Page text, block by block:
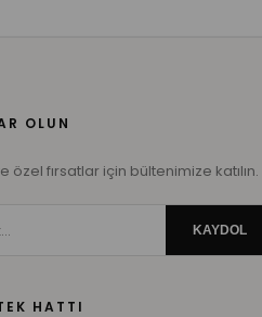
OLUN
özel fırsatlar için bültenimize katılın.
KAYDOL
HATTI